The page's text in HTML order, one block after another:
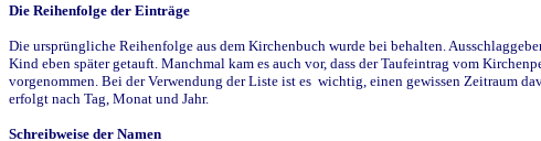
Die Reihenfolge der Einträge
Die ursprüngliche Reihenfolge aus dem Kirchenbuch wurde bei behalten.
Kind eben später getauft. Manchmal kam es auch vor, dass der Taufeintrag vom
vorgenommen. Bei der Verwendung der Liste ist es wichtig, einen gewissen Zeitraum
erfolgt nach Tag, Monat und Jahr.
Schreibweise der Namen